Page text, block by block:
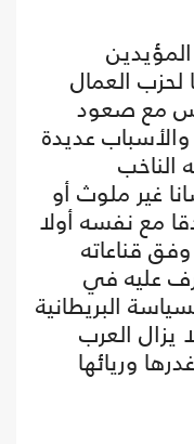
لحزب العمال
مع صعود
عديدة
الناخب
غير ملوث أو
مع نفسه أولا
قناعاته
عليه في
البريطانية
العرب
وريائها